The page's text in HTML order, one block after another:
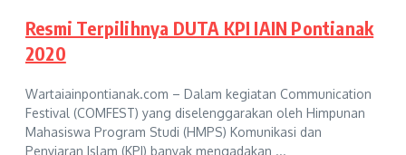
Resmi Terpilihnya DUTA KPI IAIN Pontianak
2020
Wartaiainpontianak.com – Dalam kegiatan Communication
Festival (COMFEST) yang diselenggarakan oleh Himpunan
Mahasiswa Program Studi (HMPS) Komunikasi dan
Penyiaran Islam (KPI) banyak mengadakan ...